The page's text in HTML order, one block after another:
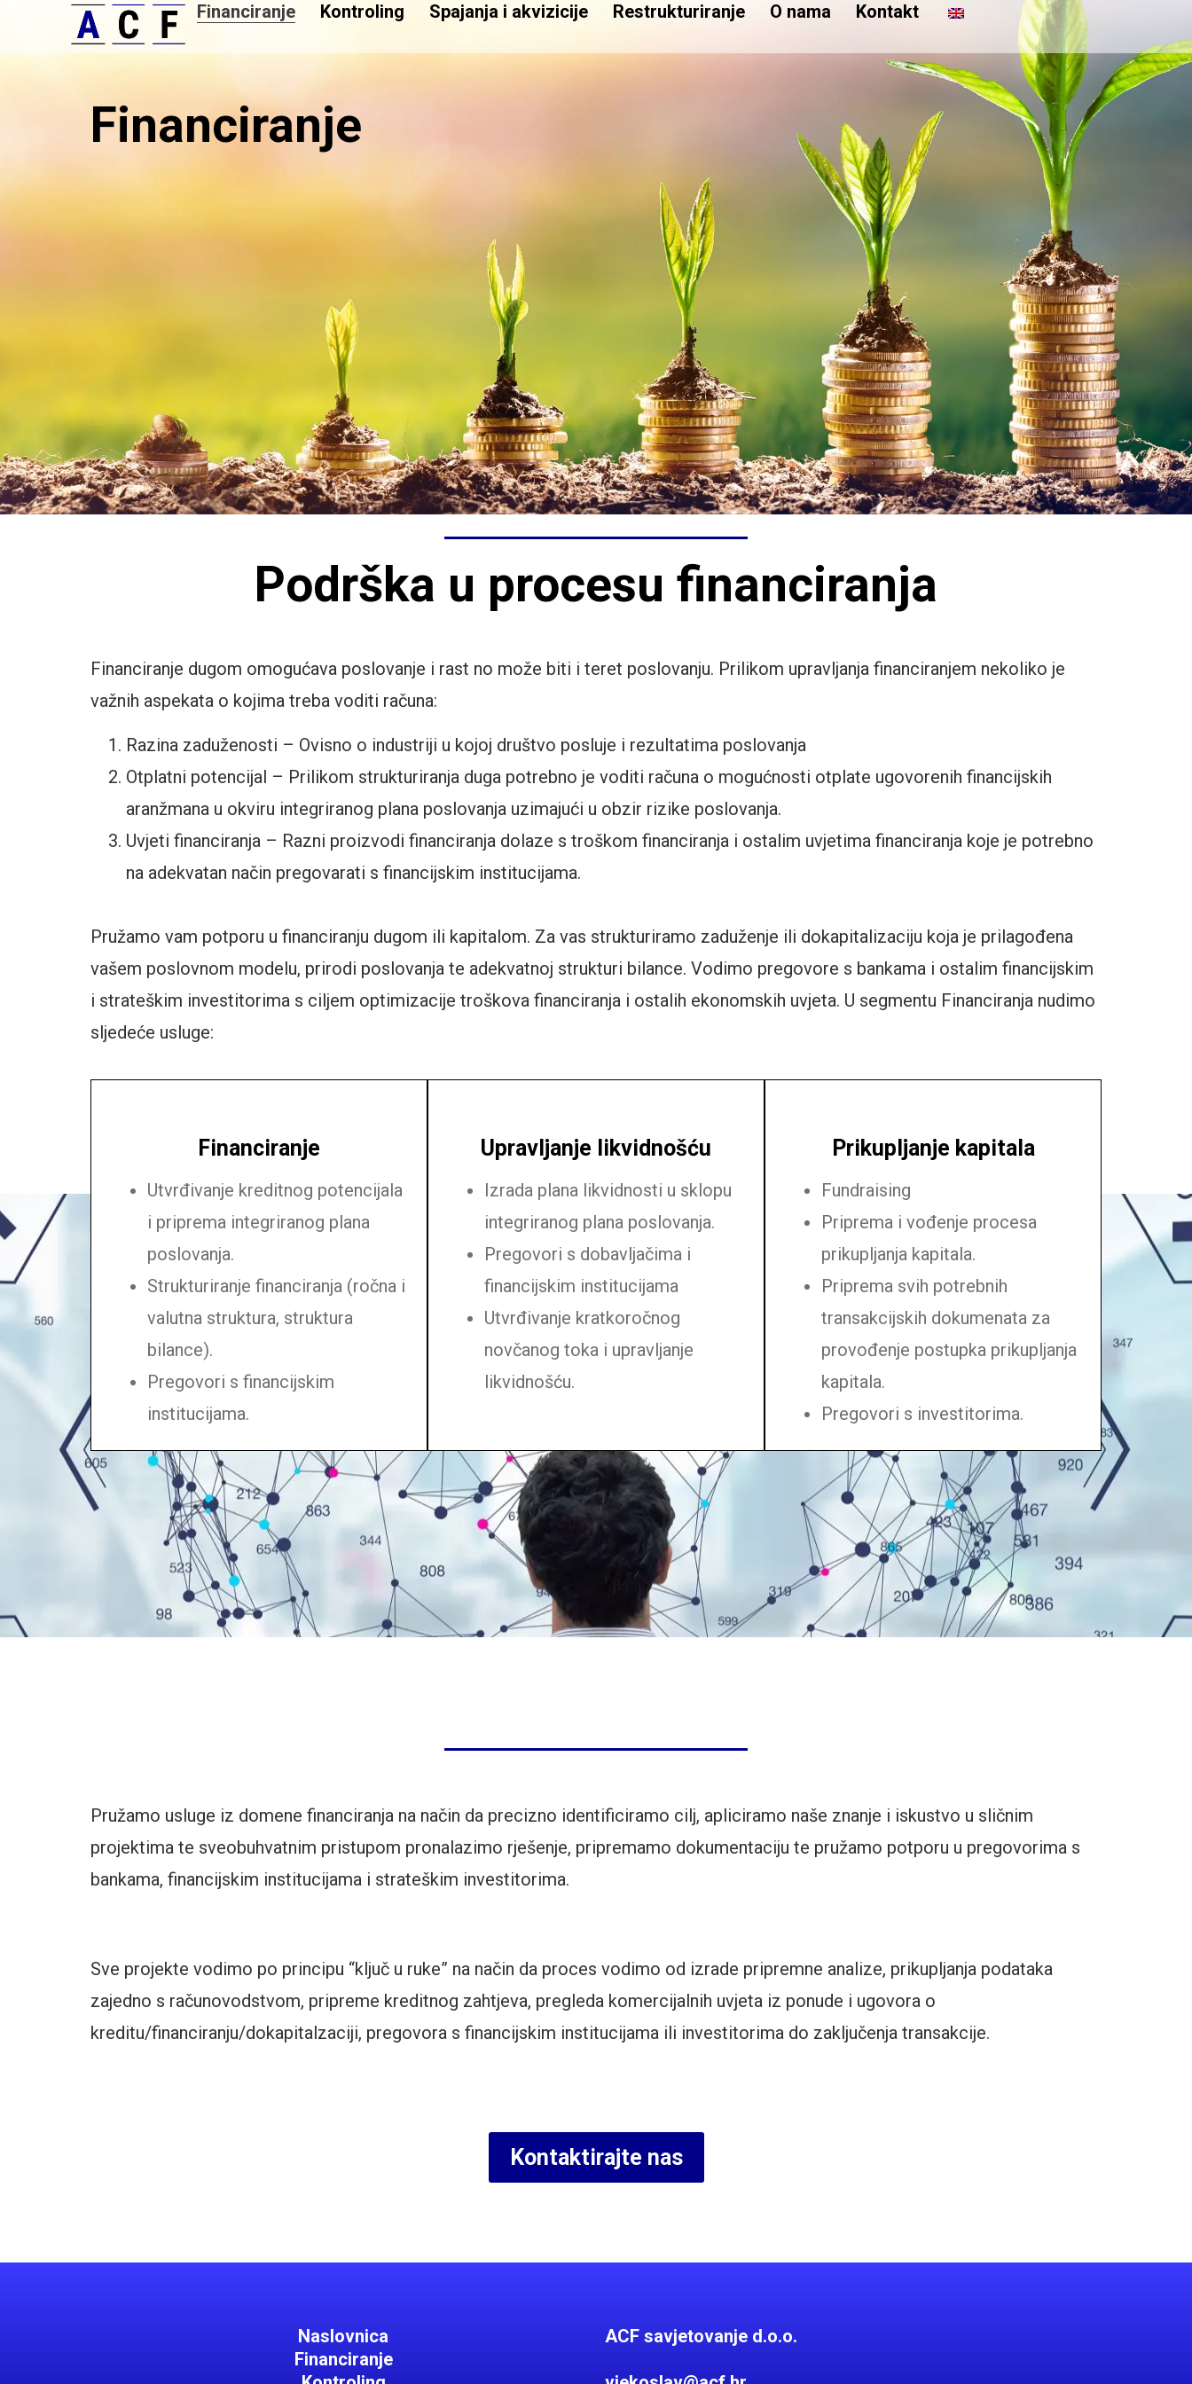
Financiranje Kontroling Spajanja i akvizicije Restrukturiranje O nama Kontakt
Financiranje
Podrška u procesu financiranja
Financiranje dugom omogućava poslovanje i rast no može biti i teret poslovanju. Prilikom upravljanja financiranjem nekoliko je
važnih aspekata o kojima treba voditi računa:
Razina zaduženosti – Ovisno o industriji u kojoj društvo posluje i rezultatima poslovanja
Otplatni potencijal – Prilikom strukturiranja duga potrebno je voditi računa o mogućnosti otplate ugovorenih financijskih
aranžmana u okviru integriranog plana poslovanja uzimajući u obzir rizike poslovanja.
Uvjeti financiranja – Razni proizvodi financiranja dolaze s troškom financiranja i ostalim uvjetima financiranja koje je potrebno
na adekvatan način pregovarati s financijskim institucijama.
Pružamo vam potporu u financiranju dugom ili kapitalom. Za vas strukturiramo zaduženje ili dokapitalizaciju koja je prilagođena
vašem poslovnom modelu, prirodi poslovanja te adekvatnoj strukturi bilance. Vodimo pregovore s bankama i ostalim financijskim
i strateškim investitorima s ciljem optimizacije troškova financiranja i ostalih ekonomskih uvjeta. U segmentu Financiranja nudimo
sljedeće usluge:
Financiranje
Utvrđivanje kreditnog potencijala
i priprema integriranog plana
poslovanja.
Strukturiranje financiranja (ročna i
valutna struktura, struktura
bilance).
Pregovori s financijskim
institucijama.
Upravljanje likvidnošću
Izrada plana likvidnosti u sklopu
integriranog plana poslovanja.
Pregovori s dobavljačima i
financijskim institucijama
Utvrđivanje kratkoročnog
novčanog toka i upravljanje
likvidnošću.
Prikupljanje kapitala
Fundraising
Priprema i vođenje procesa
prikupljanja kapitala.
Priprema svih potrebnih
transakcijskih dokumenata za
provođenje postupka prikupljanja
kapitala.
Pregovori s investitorima.
Pružamo usluge iz domene financiranja na način da precizno identificiramo cilj, apliciramo naše znanje i iskustvo u sličnim
projektima te sveobuhvatnim pristupom pronalazimo rješenje, pripremamo dokumentaciju te pružamo potporu u pregovorima s
bankama, financijskim institucijama i strateškim investitorima.
Sve projekte vodimo po principu “ključ u ruke” na način da proces vodimo od izrade pripremne analize, prikupljanja podataka
zajedno s računovodstvom, pripreme kreditnog zahtjeva, pregleda komercijalnih uvjeta iz ponude i ugovora o
kreditu/financiranju/dokapitalzaciji, pregovora s financijskim institucijama ili investitorima do zaključenja transakcije.
Kontaktirajte nas
Naslovnica
Financiranje
ACF savjetovanje d.o.o.